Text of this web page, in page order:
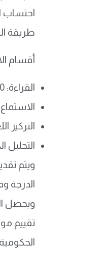
طريقة
أقسام
القراءة: 40% من الدرجة الكلية.
الاستماع:
التركيز
التحليل
ويتم
الدرجة
ويحصل
تقييم